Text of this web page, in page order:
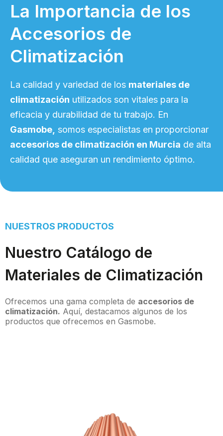
La Importancia de los
Accesorios de
Climatización
La calidad y variedad de los materiales de
climatización utilizados son vitales para la
eficacia y durabilidad de tu trabajo. En
Gasmobe, somos especialistas en proporcionar
accesorios de climatización en Murcia de alta
calidad que aseguran un rendimiento óptimo.
NUESTROS PRODUCTOS
Nuestro Catálogo de
Materiales de Climatización
Ofrecemos una gama completa de accesorios de
climatización. Aquí, destacamos algunos de los
productos que ofrecemos en Gasmobe.